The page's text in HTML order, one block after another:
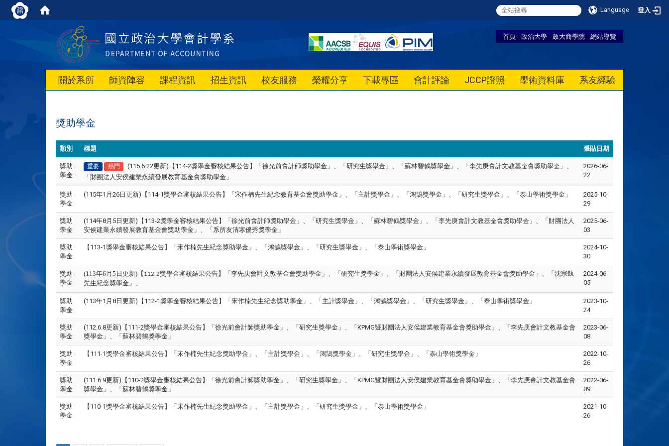
Language 登入
首頁 政治大學 政大商學院 網站導覽
關於系所 師資陣容 課程資訊 招生資訊 校友服務 榮耀分享 下載專區 會計評論 JCCP證照 學術資料庫 系友經驗
獎助學金
類別 標題 張貼日期
獎助
學金
重要 熱門
(115.6.22更新)【114-2獎學金審核結果公告】「徐光前會計師獎助學金」、「研究生獎學金」、「蘇林碧鶴獎學金」、「李先庚會計文教基金會獎助學金」、
「財團法人安侯建業永續發展教育基金會獎助學金」
2026-06-
22
獎助
學金
(115年1月26日更新)【114-1獎學金審核結果公告】「宋作楠先生紀念教育基金會獎助學金」、「主計獎學金」、「鴻鵠獎學金」、「研究生獎學金」、「泰山學術獎學金」
2025-10-
29
獎助
學金
(114年8月5日更新)【113-2獎學金審核結果公告】「徐光前會計師獎助學金」、「研究生獎學金」、「蘇林碧鶴獎學金」、「李先庚會計文教基金會獎助學金」、「財團法人
安侯建業永續發展教育基金會獎助學金」、「系所友清寒優秀獎學金」
2025-06-
03
獎助
學金
【113-1獎學金審核結果公告】「宋作楠先生紀念獎助學金」、「鴻鵠獎學金」、「研究生獎學金」、「泰山學術獎學金」
2024-10-
30
獎助
學金
(113年6月5日更新)【 112-2獎學金審核結果公告】 「李先庚會計文教基金會獎助學金」、「研究生獎學金」 、
「財團法人安侯建業永續發展教育基金會獎助學金」、「沈宗埶
先生紀念獎學金」 、
2024-06-
05
獎助
學金
(113年1月8日更新)【112-1獎學金審核結果公告】「宋作楠先生紀念獎助學金」、「主計獎學金」、「鴻鵠獎學金」、「研究生獎學金」、「泰山學術獎學金」
2023-10-
24
獎助
學金
(112.6.8更新)【111-2獎學金審核結果公告】「徐光前會計師獎助學金」、「研究生獎學金」、「KPMG暨財團法人安侯建業教育基金會獎助學金」、「李先庚會計文教基金會
獎學金」、「蘇林碧鶴獎學金」
2023-06-
08
獎助
學金
【111-1獎學金審核結果公告】「宋作楠先生紀念獎助學金」、「主計獎學金」、「鴻鵠獎學金」、「研究生獎學金」、「泰山學術獎學金」
2022-10-
26
獎助
學金
(111.6.9更新)【110-2獎學金審核結果公告】「徐光前會計師獎助學金」、「研究生獎學金」、「KPMG暨財團法人安侯建業教育基金會獎助學金」、「李先庚會計文教基金會
獎學金」、「蘇林碧鶴獎學金」
2022-06-
09
獎助
學金
【110-1獎學金審核結果公告】「宋作楠先生紀念獎助學金」、「主計獎學金」、「研究生獎學金」、「泰山學術獎學金」
2021-10-
26